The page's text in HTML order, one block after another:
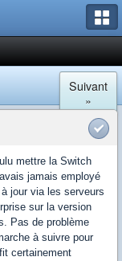
Suivant
»
mettre la Switch
jamais employé
jour via les serveurs
sur la version
Pas de problème
à suivre pour
certainement